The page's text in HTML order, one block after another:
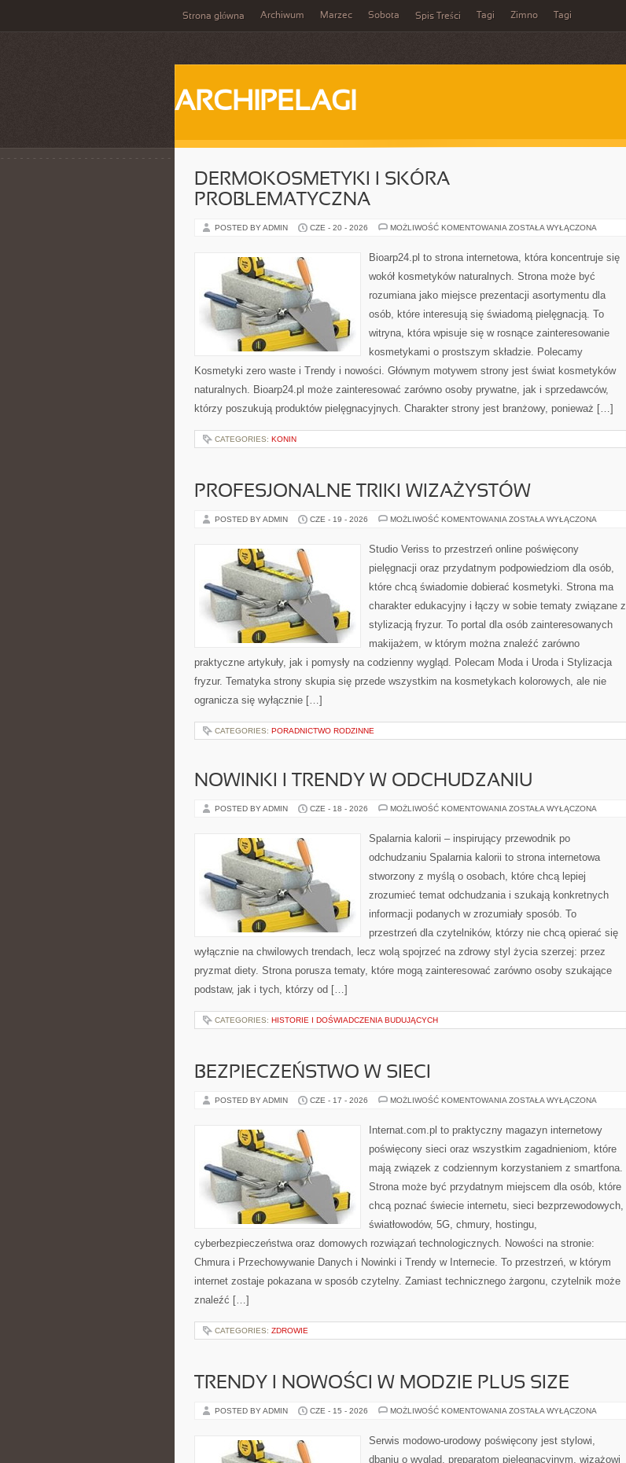
Strona główna Archiwum Marzec Sobota Spis Treści Tagi Zimno Tagi
ARCHIPELAGI
DERMOKOSMETYKI I SKÓRA
PROBLEMATYCZNA
POSTED BY ADMIN CZE - 20 - 2026 MOŻLIWOŚĆ KOMENTOWANIA DERMOKOSMETYKI
PROBLEMATYCZNA
ZOSTAŁA WYŁĄCZONA
Bioarp24.pl to strona internetowa, która koncentruje się
wokół kosmetyków naturalnych. Strona może być
rozumiana jako miejsce prezentacji asortymentu dla
osób, które interesują się świadomą pielęgnacją. To
witryna, która wpisuje się w rosnące zainteresowanie
kosmetykami o prostszym składzie. Polecamy
Kosmetyki zero waste i Trendy i nowości. Głównym motywem strony jest świat kosmetyków
naturalnych. Bioarp24.pl może zainteresować zarówno osoby prywatne, jak i sprzedawców,
którzy poszukują produktów pielęgnacyjnych. Charakter strony jest branżowy, ponieważ […]
CATEGORIES: KONIN
PROFESJONALNE TRIKI WIZAŻYSTÓW
POSTED BY ADMIN CZE - 19 - 2026 MOŻLIWOŚĆ KOMENTOWANIA PROFESJONALNE
ZOSTAŁA WYŁĄCZONA
Studio Veriss to przestrzeń online poświęcony
pielęgnacji oraz przydatnym podpowiedziom dla osób,
które chcą świadomie dobierać kosmetyki. Strona ma
charakter edukacyjny i łączy w sobie tematy związane z
stylizacją fryzur. To portal dla osób zainteresowanych
makijażem, w którym można znaleźć zarówno
praktyczne artykuły, jak i pomysły na codzienny wygląd. Polecam Moda i Uroda i Stylizacja
fryzur. Tematyka strony skupia się przede wszystkim na kosmetykach kolorowych, ale nie
ogranicza się wyłącznie […]
CATEGORIES: PORADNICTWO RODZINNE
NOWINKI I TRENDY W ODCHUDZANIU
POSTED BY ADMIN CZE - 18 - 2026 MOŻLIWOŚĆ KOMENTOWANIA NOWINKI
ODCHUDZANIU
ZOSTAŁA WYŁĄCZONA
Spalarnia kalorii – inspirujący przewodnik po
odchudzaniu Spalarnia kalorii to strona internetowa
stworzony z myślą o osobach, które chcą lepiej
zrozumieć temat odchudzania i szukają konkretnych
informacji podanych w zrozumiały sposób. To
przestrzeń dla czytelników, którzy nie chcą opierać się
wyłącznie na chwilowych trendach, lecz wolą spojrzeć na zdrowy styl życia szerzej: przez
pryzmat diety. Strona porusza tematy, które mogą zainteresować zarówno osoby szukające
podstaw, jak i tych, którzy od […]
CATEGORIES: HISTORIE I DOŚWIADCZENIA BUDUJĄCYCH
BEZPIECZEŃSTWO W SIECI
POSTED BY ADMIN CZE - 17 - 2026 MOŻLIWOŚĆ KOMENTOWANIA BEZPIECZEŃSTWO
ZOSTAŁA WYŁĄCZONA
Internat.com.pl to praktyczny magazyn internetowy
poświęcony sieci oraz wszystkim zagadnieniom, które
mają związek z codziennym korzystaniem z smartfona.
Strona może być przydatnym miejscem dla osób, które
chcą poznać świecie internetu, sieci bezprzewodowych,
światłowodów, 5G, chmury, hostingu,
cyberbezpieczeństwa oraz domowych rozwiązań technologicznych. Nowości na stronie:
Chmura i Przechowywanie Danych i Nowinki i Trendy w Internecie. To przestrzeń, w którym
internet zostaje pokazana w sposób czytelny. Zamiast technicznego żargonu, czytelnik może
znaleźć […]
CATEGORIES: ZDROWIE
TRENDY I NOWOŚCI W MODZIE PLUS SIZE
POSTED BY ADMIN CZE - 15 - 2026 MOŻLIWOŚĆ KOMENTOWANIA TRENDY
W
MODZIE
ZOSTAŁA WYŁĄCZONA
Serwis modowo-urodowy poświęcony jest stylowi,
dbaniu o wygląd, preparatom pielęgnacyjnym, wizażowi